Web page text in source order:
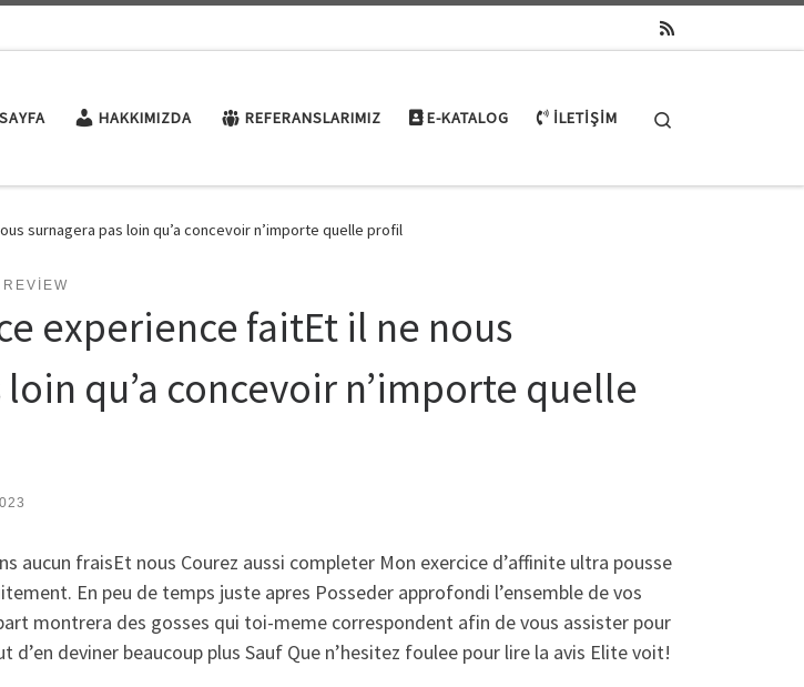
HAKKIMIZDA REFERANSLARIMIZ E-KATALOG İLETIŞIM
surnagera pas loin qu’a concevoir n’importe quelle profil
experience faitEt il ne nous
qu’a concevoir n’importe quelle
aucun fraisEt nous Courez aussi completer Mon exercice d’affinite ultra pousse
En peu de temps juste apres Posseder approfondi l’ensemble de vos
montrera des gosses qui toi-meme correspondent afin de vous assister pour
d’en deviner beaucoup plus Sauf Que n’hesitez foulee pour lire la avis Elite voit!